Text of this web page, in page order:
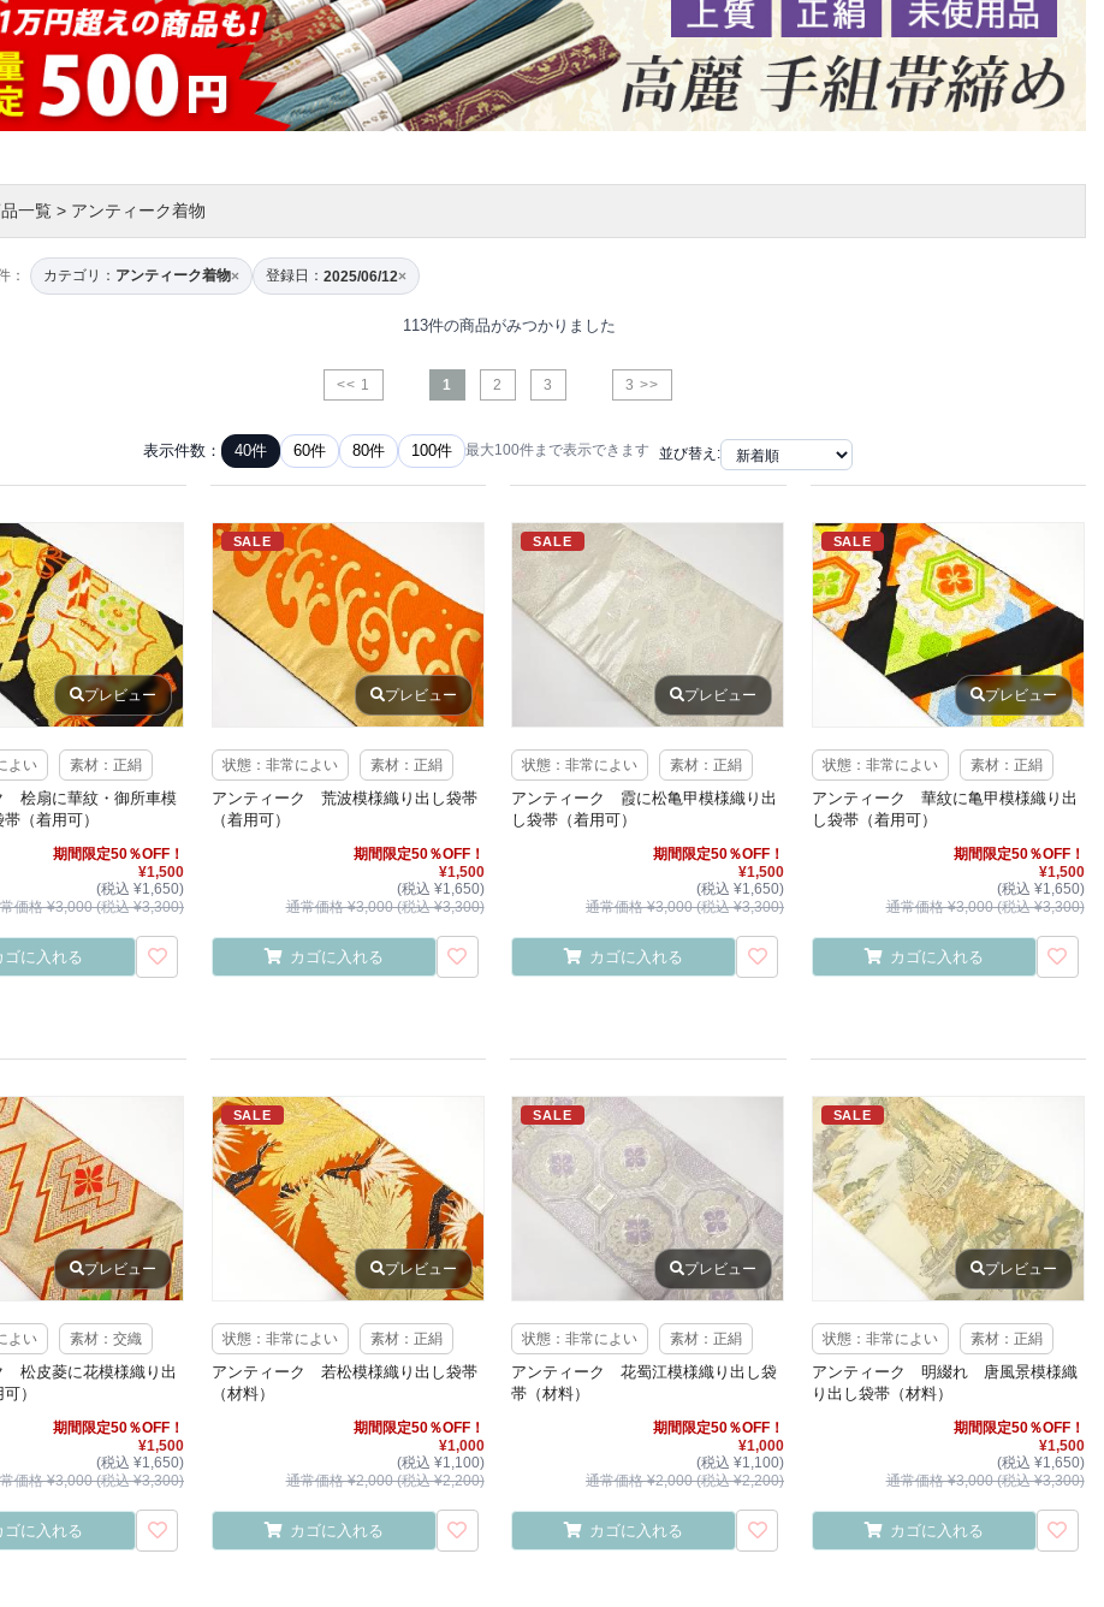
一覧 > アンティーク着物
： カテゴリ： アンティーク着物× 登録日： 2025/06/12×
113件の商品がみつかりました
<< 1 1 2 3 3 >>
表示件数： 40件 60件 80件 100件 最大100件まで表示できます 並び替え:
プレビュー
よい 素材：正絹
桧扇に華紋・御所車模
（着用可）
期間限定50％OFF！
¥1,500
(税込 ¥1,650)
価格 ¥3,000 (税込 ¥3,300)
ゴに入れる
SALE
プレビュー
状態：非常によい 素材：正絹
アンティーク 荒波模様織り出し袋帯
（着用可）
期間限定50％OFF！
¥1,500
(税込 ¥1,650)
通常価格 ¥3,000 (税込 ¥3,300)
カゴに入れる
SALE
プレビュー
状態：非常によい 素材：正絹
アンティーク 霞に松亀甲模様織り出
し袋帯（着用可）
期間限定50％OFF！
¥1,500
(税込 ¥1,650)
通常価格 ¥3,000 (税込 ¥3,300)
カゴに入れる
SALE
プレビュー
状態：非常によい 素材：正絹
アンティーク 華紋に亀甲模様織り出
し袋帯（着用可）
期間限定50％OFF！
¥1,500
(税込 ¥1,650)
通常価格 ¥3,000 (税込 ¥3,300)
カゴに入れる
プレビュー
よい 素材：交織
松皮菱に花模様織り出
）
期間限定50％OFF！
¥1,500
(税込 ¥1,650)
価格 ¥3,000 (税込 ¥3,300)
ゴに入れる
SALE
プレビュー
状態：非常によい 素材：正絹
アンティーク 若松模様織り出し袋帯
（材料）
期間限定50％OFF！
¥1,000
(税込 ¥1,100)
通常価格 ¥2,000 (税込 ¥2,200)
カゴに入れる
SALE
プレビュー
状態：非常によい 素材：正絹
アンティーク 花蜀江模様織り出し袋
帯（材料）
期間限定50％OFF！
¥1,000
(税込 ¥1,100)
通常価格 ¥2,000 (税込 ¥2,200)
カゴに入れる
SALE
プレビュー
状態：非常によい 素材：正絹
アンティーク 明綴れ 唐風景模様織
り出し袋帯（材料）
期間限定50％OFF！
¥1,500
(税込 ¥1,650)
通常価格 ¥3,000 (税込 ¥3,300)
カゴに入れる